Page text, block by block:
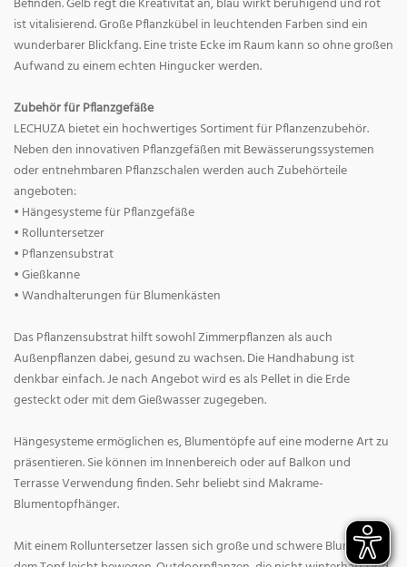
Befinden. Gelb regt die Kreativität an, blau wirkt beruhigend und rot
ist vitalisierend. Große Pflanzkübel in leuchtenden Farben sind ein
wunderbarer Blickfang. Eine triste Ecke im Raum kann so ohne großen
Aufwand zu einem echten Hingucker werden.
Zubehör für Pflanzgefäße
LECHUZA bietet ein hochwertiges Sortiment für Pflanzenzubehör.
Neben den innovativen Pflanzgefäßen mit Bewässerungssystemen
oder entnehmbaren Pflanzschalen werden auch Zubehörteile
angeboten:
• Hängesysteme für Pflanzgefäße
• Rolluntersetzer
• Pflanzensubstrat
• Gießkanne
• Wandhalterungen für Blumenkästen
Das Pflanzensubstrat hilft sowohl Zimmerpflanzen als auch
Außenpflanzen dabei, gesund zu wachsen. Die Handhabung ist
denkbar einfach. Je nach Angebot wird es als Pellet in die Erde
gesteckt oder mit dem Gießwasser zugegeben.
Hängesysteme ermöglichen es, Blumentöpfe auf eine moderne Art zu
präsentieren. Sie können im Innenbereich oder auf Balkon und
Terrasse Verwendung finden. Sehr beliebt sind Makrame-
Blumentopfhänger.
Mit einem Rolluntersetzer lassen sich große und schwere Blumen mit